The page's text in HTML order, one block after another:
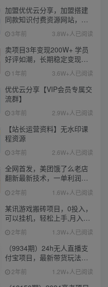
加盟优优云分享，加盟搭建
同款知识付费资源网站，实
现长期稳定被动收入~
3年前 3.8W+人已阅读
卖项目3年变现200W+ 学员
好评如潮，长期稳定变现，
可以一直干到老！
1年前 3.6W+人已阅读
优优云分享【VIP会员专属交
流群】
3年前 2.9W+人已阅读
【站长运营资料】无水印课
程资源
3年前 2.6W+人已阅读
全网首发，美团饿了么老店
翻新最新技术，一单利润
300-600
2年前 1.6W+人已阅读
某讯游戏搬砖项目，0投入，
可以挂机，轻松上手,月入
3000+上不封顶
2年前 1.3W+人已阅读
（9934期）24h无人直播支
付宝项目，最新带货玩法，
纯躺赚实测日入500+
2年前 1.2W+人已阅读